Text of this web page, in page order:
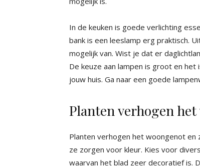
In de keuken is goede verlichting
bank is een leeslamp erg praktisch.
mogelijk van. Wist je dat er
De keuze aan lampen is groot en
jouw huis. Ga naar een goede
Planten verhogen
Planten verhogen het woongenot en
ze zorgen voor kleur. Kies voor
waarvan het blad zeer decoratief is.